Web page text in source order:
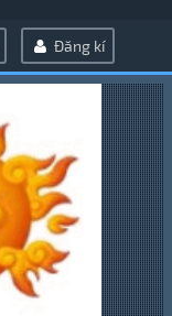
Đăng kí